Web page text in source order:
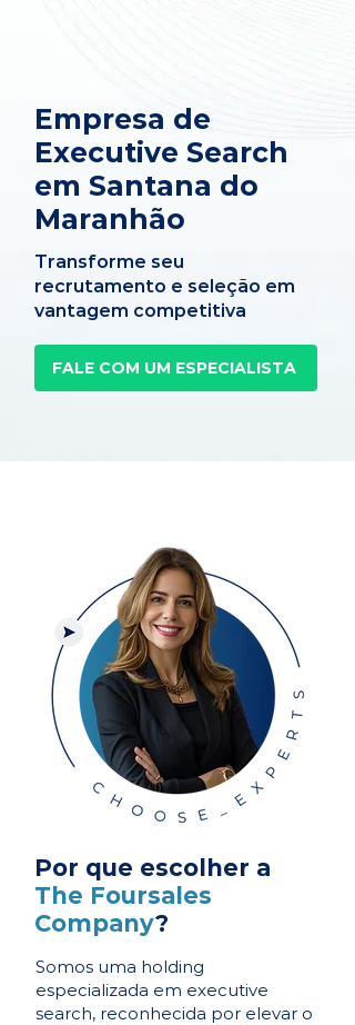
Empresa de
Executive Search
em Santana do
Maranhão
Transforme seu
recrutamento e seleção em
vantagem competitiva
FALE COM UM ESPECIALISTA
Por que escolher a
The Foursales
Company?
Somos uma holding
especializada em executive
search, reconhecida por elevar o